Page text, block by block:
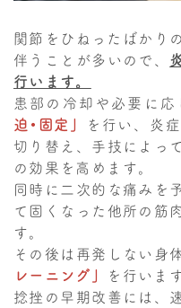
関節をひねったばかり
伴うことが多いので、
行います。
患部の冷却や必要に
迫・固定」
を行い、炎
切り替え、手技によっ
の効果を高めます。
同時に二次的な痛みを
て固くなった他所の筋
す。
その後は再発しない身
レーニング」
を行います
捻挫の早期改善には、